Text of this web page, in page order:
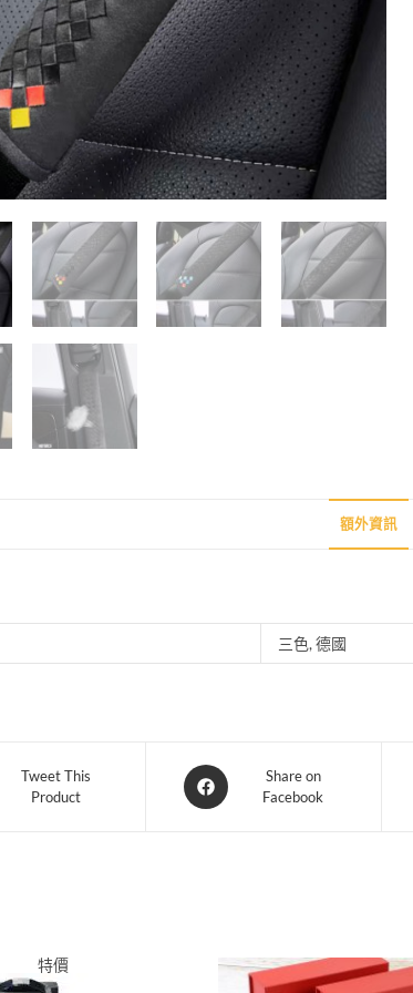
額外資訊
三色, 德國
Tweet This
Product
Opens
in
Share on
Facebook
特價